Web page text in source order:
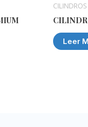
CILINDROS
Leer